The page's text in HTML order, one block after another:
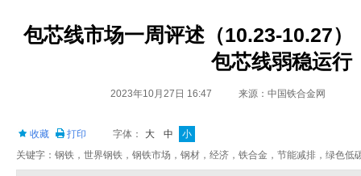
包芯线市场一周评述（10.23-10.27
包芯线弱稳运行
2023年10月27日 16:47 来源：中国铁合金网
收藏 打印 字体： 大 中
小
关键字：钢铁，世界钢铁，钢铁市场，钢材，经济，铁合金，节能减排，绿色低